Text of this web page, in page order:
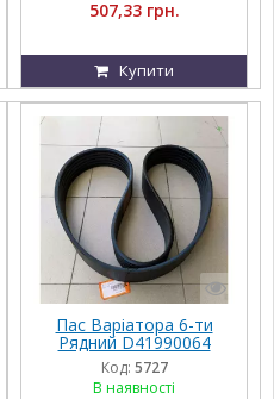
507,33 грн.
Купити
Пас Варіатора 6-ти
Рядний D41990064
Massey Ferguson 6B
BP/H-3315
Код: 5727
В наявності